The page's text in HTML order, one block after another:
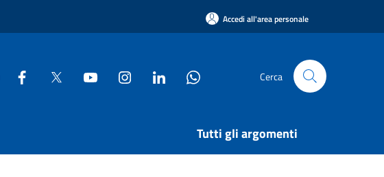
Accedi all'area personale
Cerca
Tutti gli argomenti